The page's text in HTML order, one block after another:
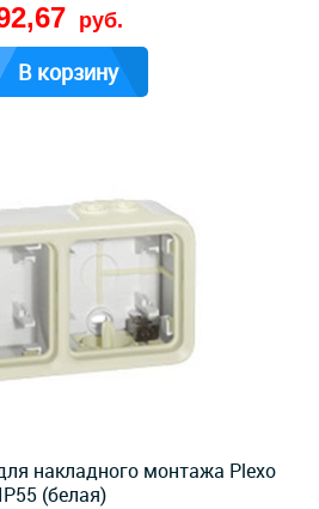
руб.
В корзину
накладного монтажа Plexo
IP55 (белая)